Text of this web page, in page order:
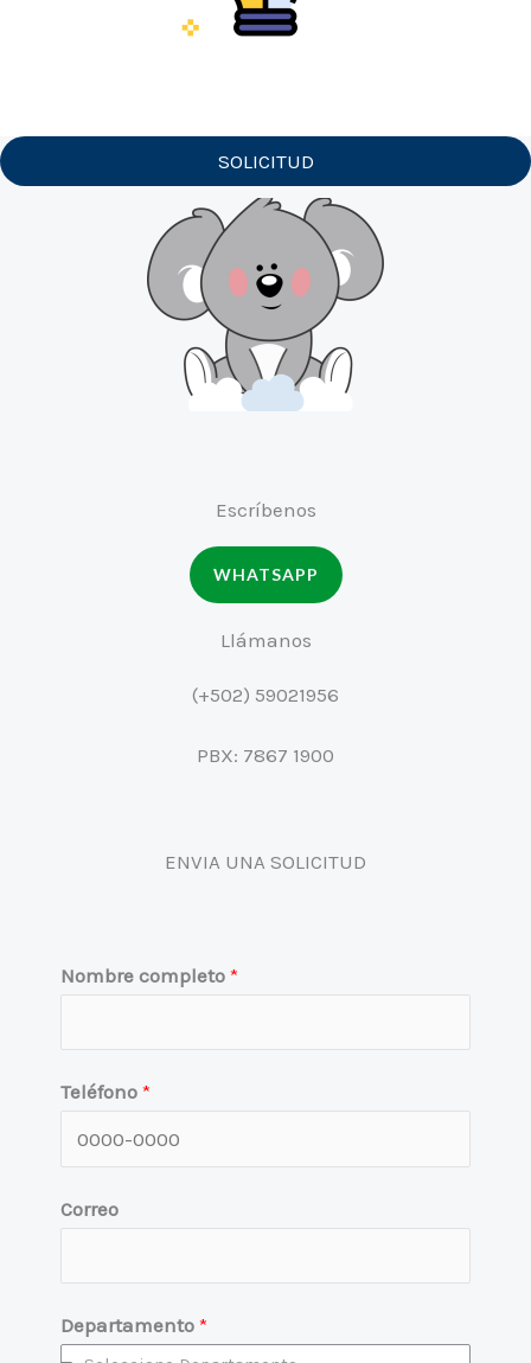
SOLICITUD
Escríbenos
WHATSAPP
Llámanos
(+502) 59021956
PBX: 7867 1900
ENVIA UNA SOLICITUD
Nombre completo *
Teléfono *
Correo
*
N
Departamento *